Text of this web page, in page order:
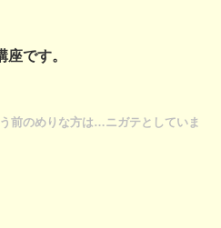
です。
前のめりな方は…ニガテとしていま